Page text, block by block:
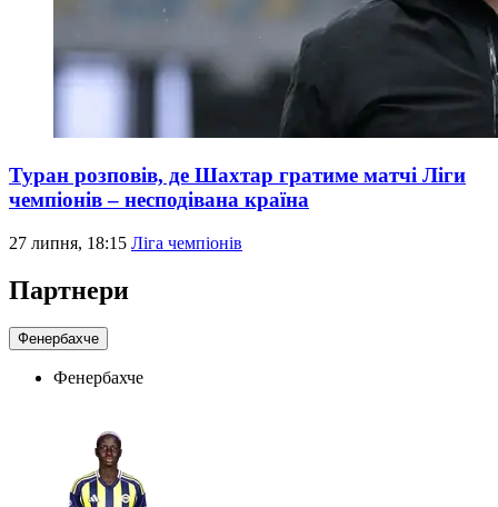
Туран розповів, де Шахтар гратиме матчі Ліги
чемпіонів – несподівана країна
27 липня, 18:15 Ліга чемпіонів
Партнери
Фенербахче
Фенербахче